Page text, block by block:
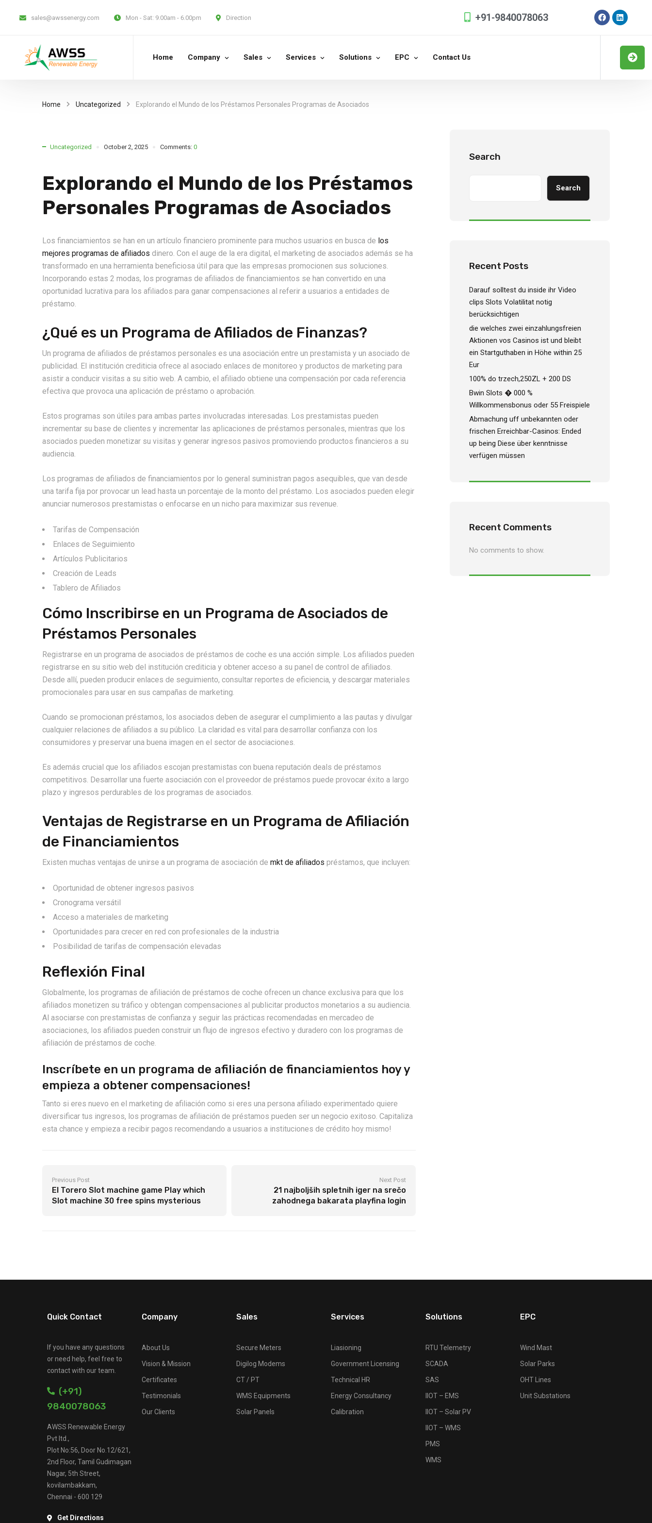
sales@awssenergy.com Mon - Sat: 9.00am - 6.00pm Direction +91-9840078063
Home Company Sales Services Solutions EPC Contact Us
Home Uncategorized Explorando el Mundo de los Préstamos Personales Programas de Asociados
Uncategorized October 2, 2025 Comments: 0
Explorando el Mundo de los Préstamos
Personales Programas de Asociados
Los financiamientos se han en un artículo financiero prominente para muchos usuarios en busca de los
mejores programas de afiliados dinero. Con el auge de la era digital, el marketing de asociados además se ha
transformado en una herramienta beneficiosa útil para que las empresas promocionen sus soluciones.
Incorporando estas 2 modas, los programas de afiliados de financiamientos se han convertido en una
oportunidad lucrativa para los afiliados para ganar compensaciones al referir a usuarios a entidades de
préstamo.
¿Qué es un Programa de Afiliados de Finanzas?
Un programa de afiliados de préstamos personales es una asociación entre un prestamista y un asociado de
publicidad. El institución crediticia ofrece al asociado enlaces de monitoreo y productos de marketing para
asistir a conducir visitas a su sitio web. A cambio, el afiliado obtiene una compensación por cada referencia
efectiva que provoca una aplicación de préstamo o aprobación.
Estos programas son útiles para ambas partes involucradas interesadas. Los prestamistas pueden
incrementar su base de clientes y incrementar las aplicaciones de préstamos personales, mientras que los
asociados pueden monetizar su visitas y generar ingresos pasivos promoviendo productos financieros a su
audiencia.
Los programas de afiliados de financiamientos por lo general suministran pagos asequibles, que van desde
una tarifa fija por provocar un lead hasta un porcentaje de la monto del préstamo. Los asociados pueden elegir
anunciar numerosos prestamistas o enfocarse en un nicho para maximizar sus revenue.
Tarifas de Compensación
Enlaces de Seguimiento
Artículos Publicitarios
Creación de Leads
Tablero de Afiliados
Cómo Inscribirse en un Programa de Asociados de
Préstamos Personales
Registrarse en un programa de asociados de préstamos de coche es una acción simple. Los afiliados pueden
registrarse en su sitio web del institución crediticia y obtener acceso a su panel de control de afiliados.
Desde allí, pueden producir enlaces de seguimiento, consultar reportes de eficiencia, y descargar materiales
promocionales para usar en sus campañas de marketing.
Cuando se promocionan préstamos, los asociados deben de asegurar el cumplimiento a las pautas y divulgar
cualquier relaciones de afiliados a su público. La claridad es vital para desarrollar confianza con los
consumidores y preservar una buena imagen en el sector de asociaciones.
Es además crucial que los afiliados escojan prestamistas con buena reputación deals de préstamos
competitivos. Desarrollar una fuerte asociación con el proveedor de préstamos puede provocar éxito a largo
plazo y ingresos perdurables de los programas de asociados.
Ventajas de Registrarse en un Programa de Afiliación
de Financiamientos
Existen muchas ventajas de unirse a un programa de asociación de mkt de afiliados préstamos, que incluyen:
Oportunidad de obtener ingresos pasivos
Cronograma versátil
Acceso a materiales de marketing
Oportunidades para crecer en red con profesionales de la industria
Posibilidad de tarifas de compensación elevadas
Reflexión Final
Globalmente, los programas de afiliación de préstamos de coche ofrecen un chance exclusiva para que los
afiliados monetizen su tráfico y obtengan compensaciones al publicitar productos monetarios a su audiencia.
Al asociarse con prestamistas de confianza y seguir las prácticas recomendadas en mercadeo de
asociaciones, los afiliados pueden construir un flujo de ingresos efectivo y duradero con los programas de
afiliación de préstamos de coche.
Inscríbete en un programa de afiliación de financiamientos hoy y
empieza a obtener compensaciones!
Tanto si eres nuevo en el marketing de afiliación como si eres una persona afiliado experimentado quiere
diversificar tus ingresos, los programas de afiliación de préstamos pueden ser un negocio exitoso. Capitaliza
esta chance y empieza a recibir pagos recomendando a usuarios a instituciones de crédito hoy mismo!
Previous Post
El Torero Slot machine game Play which
Slot machine 30 free spins mysterious
Next Post
21 najboljših spletnih iger na srečo
zahodnega bakarata playfina login
Search
Search
Recent Posts
Darauf solltest du inside ihr Video
clips Slots Volatilitat notig
berücksichtigen
die welches zwei einzahlungsfreien
Aktionen vos Casinos ist und bleibt
ein Startguthaben in Höhe within 25
Eur
100% do trzech,250ZL + 200 DS
Bwin Slots � 000 %
Willkommensbonus oder 55 Freispiele
Abmachung uff unbekannten oder
frischen Erreichbar-Casinos: Ended
up being Diese über kenntnisse
verfügen müssen
Recent Comments
No comments to show.
Quick Contact
If you have any questions
or need help, feel free to
contact with our team.
(+91)
9840078063
AWSS Renewable Energy
Pvt ltd.,
Plot No:56, Door No.12/621,
2nd Floor, Tamil Gudimagan
Nagar, 5th Street,
kovilambakkam,
Chennai - 600 129
Get Directions
Company
About Us
Vision & Mission
Certificates
Testimonials
Our Clients
Sales
Secure Meters
Digilog Modems
CT / PT
WMS Equipments
Solar Panels
Services
Liasioning
Government Licensing
Technical HR
Energy Consultancy
Calibration
Solutions
RTU Telemetry
SCADA
SAS
IIOT – EMS
IIOT – Solar PV
IIOT – WMS
PMS
WMS
EPC
Wind Mast
Solar Parks
OHT Lines
Unit Substations